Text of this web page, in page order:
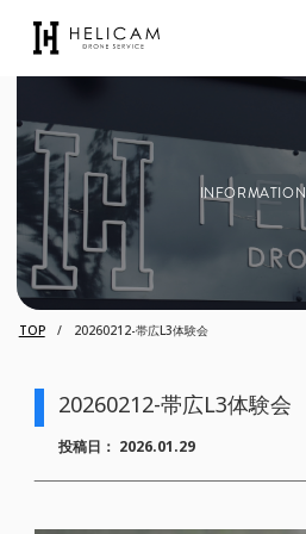
INFORMATION
TOP 20260212-帯広L3体験会
20260212-帯広L3体験会
投稿日： 2026.01.29